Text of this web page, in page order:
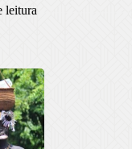
leitura